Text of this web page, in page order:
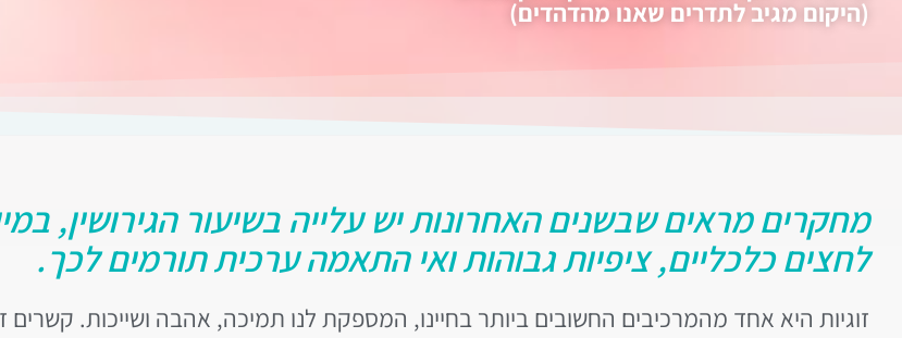
(היקום מגיב לתדרים שאנו מהדהדים)
מחקרים מראים שבשנים האחרונות יש עלייה בשיעור הגירושין,
לחצים כלכליים, ציפיות גבוהות ואי התאמה ערכית תורמים לכך.
זוגיות היא אחד מהמרכיבים החשובים ביותר בחיינו, המספקת לנו תמיכה, אהבה ושייכות. קשרים